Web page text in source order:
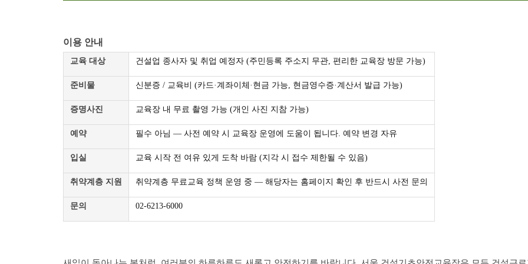
이용 안내
교육 대상 건설업 종사자 및 취업 예정자 (주민등록 주소지 무관, 편리한 교육장 방문 가능)
준비물 신분증 / 교육비 (카드·계좌이체·현금 가능, 현금영수증·계산서 발급 가능)
증명사진 교육장 내 무료 촬영 가능 (개인 사진 지참 가능)
예약 필수 아님 — 사전 예약 시 교육장 운영에 도움이 됩니다. 예약 변경 자유
입실 교육 시작 전 여유 있게 도착 바람 (지각 시 접수 제한될 수 있음)
취약계층 지원 취약계층 무료교육 정책 운영 중 — 해당자는 홈페이지 확인 후 반드시 사전 문의
문의 02-6213-6000